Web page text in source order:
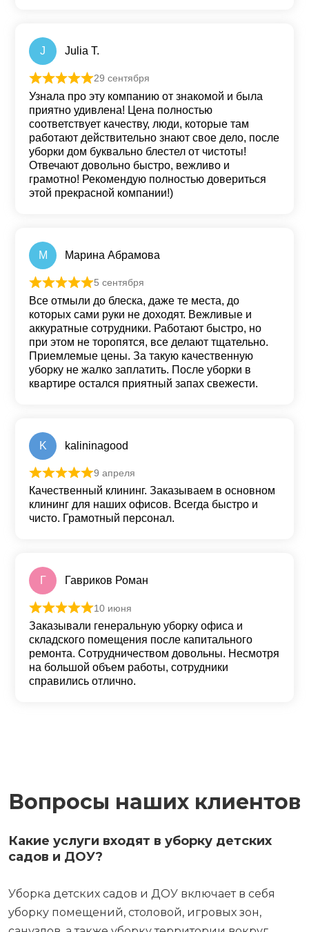
J Julia T.
Оценка
29 сентября
Узнала про эту компанию от знакомой и была
приятно удивлена! Цена полностью
соответствует качеству, люди, которые там
работают действительно знают свое дело, после
уборки дом буквально блестел от чистоты!
Отвечают довольно быстро, вежливо и
грамотно! Рекомендую полностью довериться
этой прекрасной компании!)
М Марина Абрамова
Оценка
5 сентября
Все отмыли до блеска, даже те места, до
которых сами руки не доходят. Вежливые и
аккуратные сотрудники. Работают быстро, но
при этом не торопятся, все делают тщательно.
Приемлемые цены. За такую качественную
уборку не жалко заплатить. После уборки в
квартире остался приятный запах свежести.
K kalininagood
Оценка из 5
9 апреля
Качественный клининг. Заказываем в основном
клининг для наших офисов. Всегда быстро и
чисто. Грамотный персонал.
Г Гавриков Роман
Оценка
10 июня
Заказывали генеральную уборку офиса и
складского помещения после капитального
ремонта. Сотрудничеством довольны. Несмотря
на большой объем работы, сотрудники
справились отлично.
Вопросы наших клиентов
Какие услуги входят в уборку детских
садов и ДОУ?
Уборка детских садов и ДОУ включает в себя
уборку помещений, столовой, игровых зон,